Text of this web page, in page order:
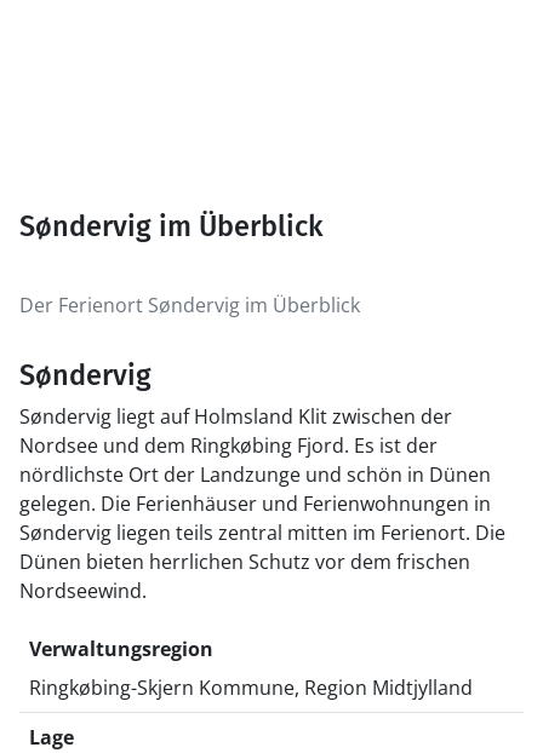
Der Ferienort Søndervig im Überblick
Søndervig im Überblick
Søndervig
Søndervig liegt auf Holmsland Klit zwischen der
Nordsee und dem Ringkøbing Fjord. Es ist der
nördlichste Ort der Landzunge und schön in Dünen
gelegen. Die Ferienhäuser und Ferienwohnungen in
Søndervig liegen teils zentral mitten im Ferienort. Die
Dünen bieten herrlichen Schutz vor dem frischen
Nordseewind.
Verwaltungsregion
Ringkøbing-Skjern Kommune, Region Midtjylland
Lage